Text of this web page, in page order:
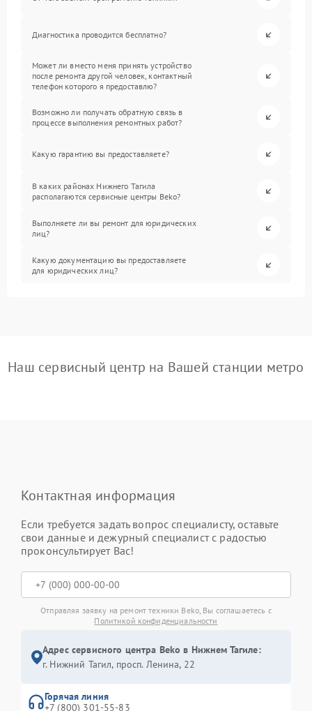
Диагностика проводится бесплатно?
Может ли вместо меня принять устройство
после ремонта другой человек, контактный
телефон которого я предоставлю?
Возможно ли получать обратную связь в
процессе выполнения ремонтных работ?
Какую гарантию вы предоставляете?
В каких районах Нижнего Тагила
располагаются сервисные центры Beko?
Выполняете ли вы ремонт для юридических
лиц?
Какую документацию вы предоставляете
для юридических лиц?
Наш сервисный центр на Вашей станции метро
Контактная информация
Если требуется задать вопрос специалисту, оставьте
свои данные и дежурный специалист с радостью
проконсультирует Вас!
Отправляя заявку на ремонт техники Beko, Вы соглашаетесь с
Политикой конфиденциальности
Адрес сервисного центра Beko в Нижнем Тагиле:
г. Нижний Тагил, просп. Ленина, 22
Горячая линия
+7 (800) 301-55-83